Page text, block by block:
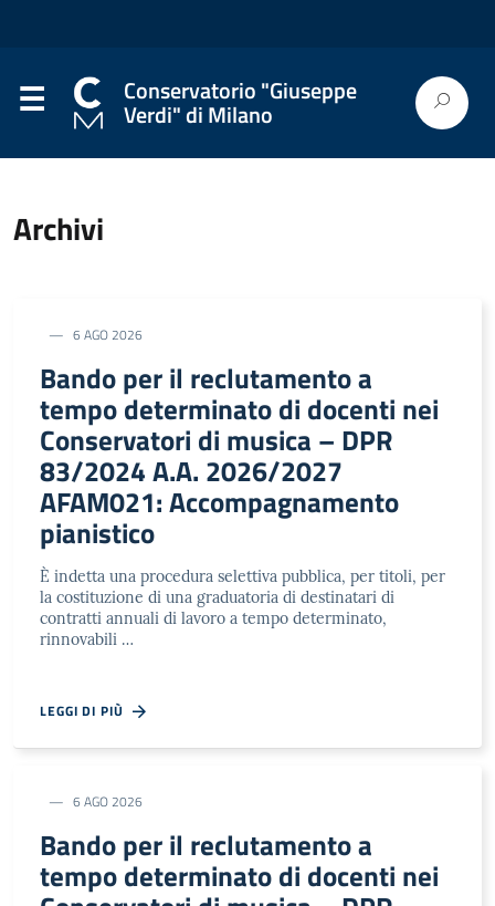
Conservatorio "Giuseppe
Verdi" di Milano
Archivi
6 AGO 2026
Bando per il reclutamento a
tempo determinato di docenti nei
Conservatori di musica – DPR
83/2024 A.A. 2026/2027
AFAM021: Accompagnamento
pianistico
È indetta una procedura selettiva pubblica, per titoli, per
la costituzione di una graduatoria di destinatari di
contratti annuali di lavoro a tempo determinato,
rinnovabili …
LEGGI DI PIÙ
6 AGO 2026
Bando per il reclutamento a
tempo determinato di docenti nei